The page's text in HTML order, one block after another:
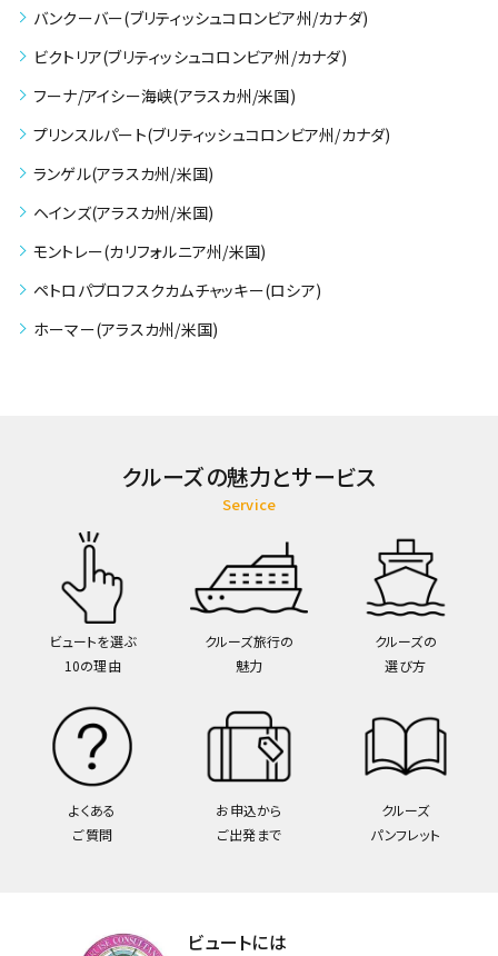
バンクーバー(ブリティッシュコロンビア州/カナダ)
ビクトリア(ブリティッシュコロンビア州/カナダ)
フーナ/アイシー海峡(アラスカ州/米国)
プリンスルパート(ブリティッシュコロンビア州/カナダ)
ランゲル(アラスカ州/米国)
ヘインズ(アラスカ州/米国)
モントレー(カリフォルニア州/米国)
ペトロパブロフスクカムチャッキー(ロシア)
ホーマー(アラスカ州/米国)
クルーズの魅力とサービス
Service
ビュートを選ぶ
10の理由
クルーズ旅行の
魅力
クルーズの
選び方
よくある
ご質問
お申込から
ご出発まで
クルーズ
パンフレット
ビュートには